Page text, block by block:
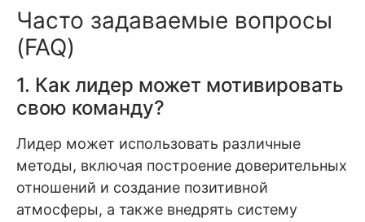
Часто задаваемые вопросы
(FAQ)
1. Как лидер может мотивировать
свою команду?
Лидер может использовать различные
методы, включая построение доверительных
отношений и создание позитивной
атмосферы, а также внедрять систему